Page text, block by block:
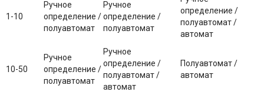
1-10
Ручное
определение /
полуавтомат
Ручное
определение /
полуавтомат
определение /
полуавтомат /
автомат
10-50
Ручное
определение /
полуавтомат
Ручное
определение /
полуавтомат /
автомат
Полуавтомат /
автомат